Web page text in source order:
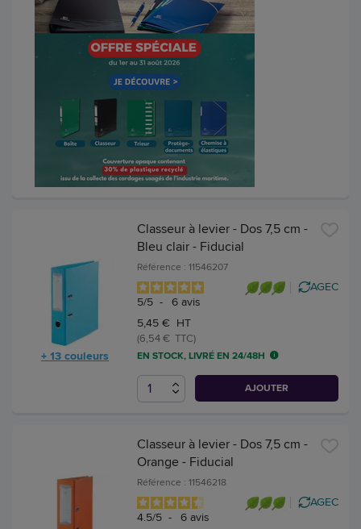
+ 13 couleurs
Classeur à levier - Dos 7,5 cm -
Bleu clair - Fiducial
Référence : 11546207
5/5 - 6 avis
AGEC
5,45 € HT
(6,54 € TTC)
EN STOCK, LIVRÉ EN 24/48H
AJOUTER
Classeur à levier - Dos 7,5 cm -
Orange - Fiducial
Référence : 11546218
4.5/5 - 6 avis
AGEC